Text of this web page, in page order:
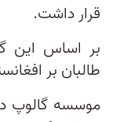
قرار داشت.
بر اساس این
طالبان بر
موسسه گالوپ